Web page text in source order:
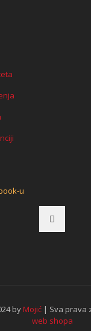
u
byMojić| Sva prava
web shopa